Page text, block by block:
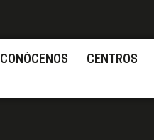
CONÓCENOS CENTROS